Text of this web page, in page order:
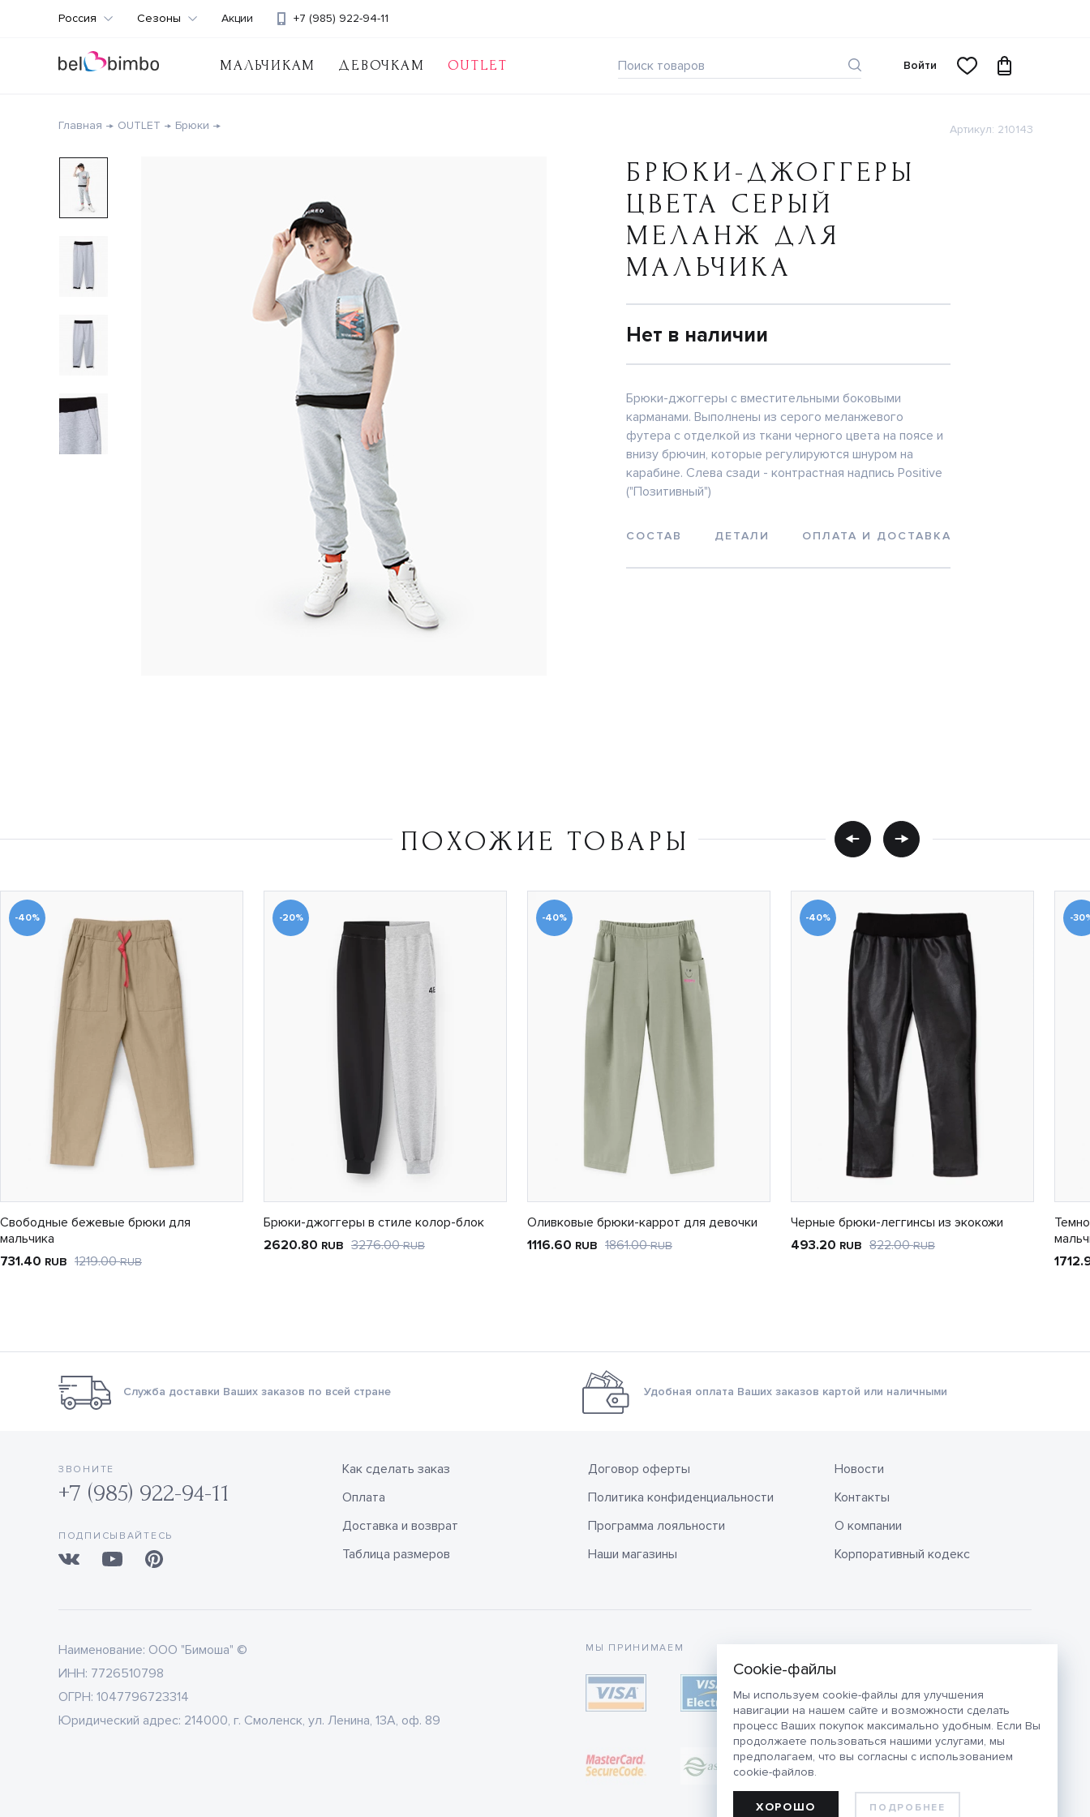
Мы используем cookie-файлы для улучшения
навигации на нашем сайте и возможности сделать
процесс Ваших покупок максимально удобным. Если Вы
продолжаете пользоваться нашими услугами, мы
предполагаем, что вы согласны с использованием
cookie-файлов.
ПОДРОБНЕЕ
ХОРОШО
МАЛЬЧИКАМ ДЕВОЧКАМ OUTLET
+7 (985) 922-94-11
Россия Сезоны Акции
Войти
Главная OUTLET Брюки Артикул: 210143
БРЮКИ-ДЖОГГЕРЫ
ЦВЕТА СЕРЫЙ
МЕЛАНЖ ДЛЯ
МАЛЬЧИКА
Нет в наличии
Брюки-джоггеры с вместительными боковыми
карманами. Выполнены из серого меланжевого
футера с отделкой из ткани черного цвета на поясе и
внизу брючин, которые регулируются шнуром на
карабине. Слева сзади - контрастная надпись Positive
("Позитивный")
СОСТАВ ДЕТАЛИ ОПЛАТА И ДОСТАВКА
ПОХОЖИЕ ТОВАРЫ
-40%
Свободные бежевые брюки для
мальчика
731.40 RUB 1219.00RUB
-20%
Брюки-джоггеры в стиле колор-блок
2620.80 RUB 3276.00RUB
-40%
Оливковые брюки-каррот для девочки
1116.60 RUB 1861.00RUB
-40%
Черные брюки-леггинсы из экокожи
493.20 RUB 822.00RUB
-
Служба доставки Ваших заказов по всей стране Удобная оплата Ваших заказов картой или наличными
ЗВОНИТЕ
+7 (985) 922-94-11
ПОДПИСЫВАЙТЕСЬ
Как сделать заказ
Оплата
Доставка и возврат
Таблица размеров
Договор оферты
Политика конфиденциальности
Программа лояльности
Наши магазины
Новости
Контакты
О компании
Корпоративный кодекс
Наименование: ООО "Бимоша" ©
ИНН: 7726510798
ОГРН: 1047796723314
Юридический адрес: 214000, г. Смоленск, ул. Ленина, 13А, оф. 89
МЫ ПРИНИМАЕМ